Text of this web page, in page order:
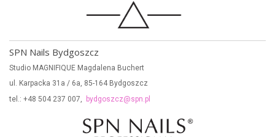
SPN Nails Bydgoszcz
Studio MAGNIFIQUE Magdalena Buchert
ul. Karpacka 31a / 6a, 85-164 Bydgoszcz
tel.: +48 504 237 007,
bydgoszcz@spn.pl